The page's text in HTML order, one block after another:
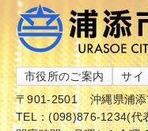
市役所のご案内 サイ
〒901-2501
沖縄県浦
TEL：(098)876-1234(代